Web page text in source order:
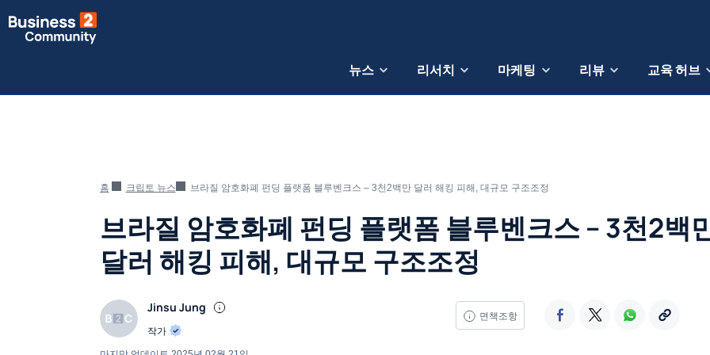
뉴스 리서치 마케팅 리뷰 교육 허브
홈 크립토 뉴스 브라질 암호화폐 펀딩 플랫폼 블루벤크스 – 3천2백만 달러 해킹 피해, 대규모 구조조정
브라질 암호화폐 펀딩 플랫폼 블루벤크스 – 3천2백
달러 해킹 피해, 대규모 구조조정
Jinsu Jung
작가
면책조항